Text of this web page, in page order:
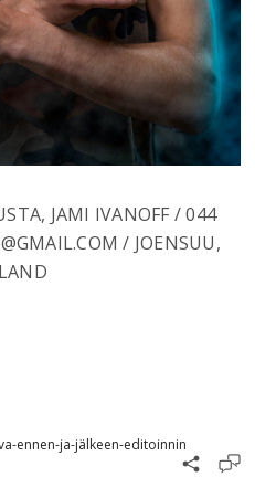
JAMI IVANOFF / 044
/ JOENSUU,
ennen-ja-jälkeen-editoinnin